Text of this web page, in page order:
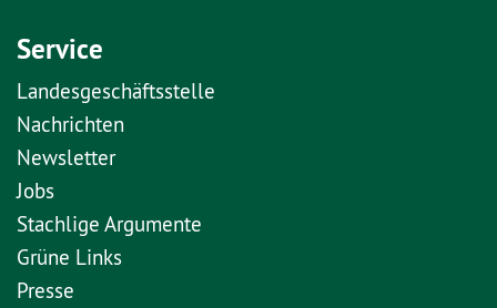
Service
Landesgeschäftsstelle
Nachrichten
Newsletter
Jobs
Stachlige Argumente
Grüne Links
Presse